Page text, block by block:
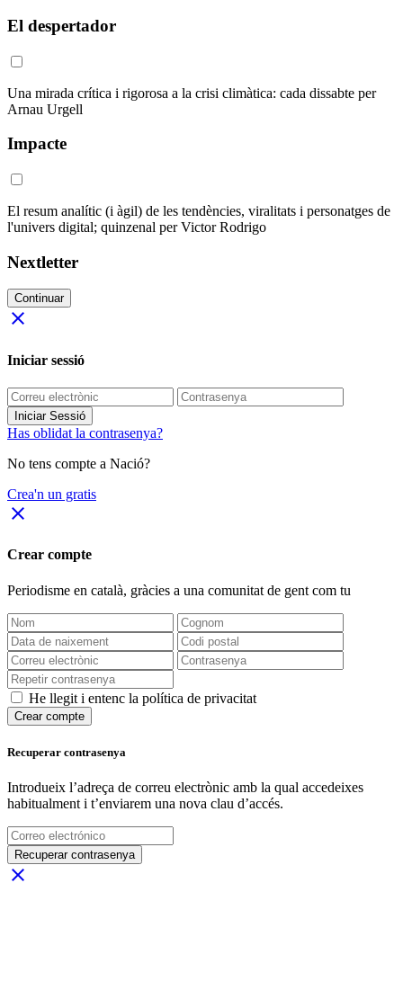
El despertador
Una mirada crítica i rigorosa a la crisi climàtica: cada dissabte per
Arnau Urgell
Impacte
El resum analític (i àgil) de les tendències, viralitats i personatges de
l'univers digital; quinzenal per Victor Rodrigo
Nextletter
Continuar
close
Iniciar sessió
Iniciar Sessió
Has oblidat la contrasenya?
No tens compte a Nació?
Crea'n un gratis
close
Crear compte
Periodisme en català, gràcies a una comunitat de gent com tu
He llegit i entenc la política de privacitat
Crear compte
Recuperar contrasenya
Introdueix l’adreça de correu electrònic amb la qual accedeixes
habitualment i t’enviarem una nova clau d’accés.
Recuperar contrasenya
close